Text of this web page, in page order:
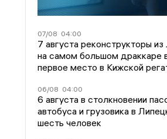
07/08 04:00
7 августа реконструкторы
на самом большом драккаре
первое место в Кижской
06/08 04:00
6 августа в столкновении
автобуса и грузовика в
шесть человек